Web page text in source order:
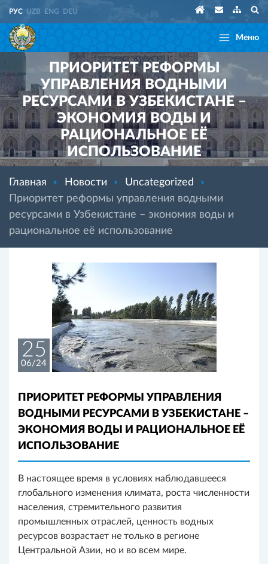
РУС UZB ENG DEU
Меню
ПРИОРИТЕТ РЕФОРМЫ
УПРАВЛЕНИЯ ВОДНЫМИ
РЕСУРСАМИ В УЗБЕКИСТАНЕ –
ЭКОНОМИЯ ВОДЫ И
РАЦИОНАЛЬНОЕ ЕЁ
ИСПОЛЬЗОВАНИЕ
Главная Новости
Uncategorized
Приоритет реформы управления водными
ресурсами в Узбекистане – экономия воды и
рациональное её использование
25
06/24
ПРИОРИТЕТ РЕФОРМЫ УПРАВЛЕНИЯ
ВОДНЫМИ РЕСУРСАМИ В УЗБЕКИСТАНЕ –
ЭКОНОМИЯ ВОДЫ И РАЦИОНАЛЬНОЕ ЕЁ
ИСПОЛЬЗОВАНИЕ
В настоящее время в условиях наблюдавшееся
глобального изменения климата, роста численности
населения, стремительного развития
промышленных отраслей, ценность водных
ресурсов возрастает не только в регионе
Центральной Азии, но и во всем мире.